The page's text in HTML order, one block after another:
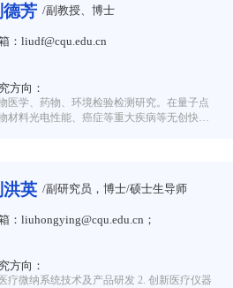
德芳 /副教授、博士
：liudf@cqu.edu.cn
方向：
医学、药物、环境检验检测研究。在量子点
材料光电性能、癌症等重大疾病等无创快速
洪英 /副研究员，博士/硕士生导师
：liuhongying@cqu.edu.cn；
方向：
疗微纳系统技术及产品研发 2. 创新医疗仪器